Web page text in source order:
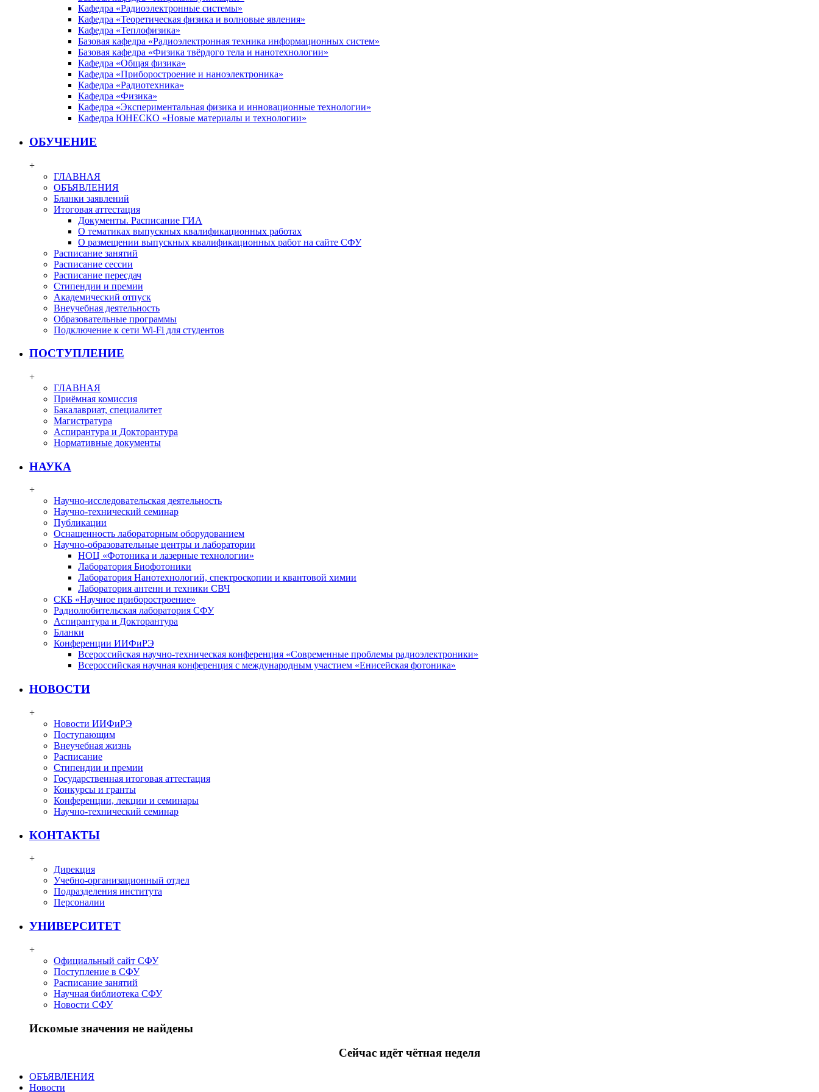
Кафедра «Радиоэлектронные системы»
Кафедра «Теоретическая физика и волновые явления»
Кафедра «Теплофизика»
Базовая кафедра «Радиоэлектронная техника информационных систем»
Базовая кафедра «Физика твёрдого тела и нанотехнологии»
Кафедра «Общая физика»
Кафедра «Приборостроение и наноэлектроника»
Кафедра «Радиотехника»
Кафедра «Физика»
Кафедра «Экспериментальная физика и инновационные технологии»
Кафедра ЮНЕСКО «Новые материалы и технологии»
ОБУЧЕНИЕ
+
ГЛАВНАЯ
ОБЪЯВЛЕНИЯ
Бланки заявлений
Итоговая аттестация
Документы. Расписание ГИА
О тематиках выпускных квалификационных работах
О размещении выпускных квалификационных работ на сайте СФУ
Расписание занятий
Расписание сессии
Расписание пересдач
Стипендии и премии
Академический отпуск
Внеучебная деятельность
Образовательные программы
Подключение к сети Wi-Fi для студентов
ПОСТУПЛЕНИЕ
+
ГЛАВНАЯ
Приёмная комиссия
Бакалавриат, специалитет
Магистратура
Аспирантура и Докторантура
Нормативные документы
НАУКА
+
Научно-исследовательская деятельность
Научно-технический семинар
Публикации
Оснащенность лабораторным оборудованием
Научно-образовательные центры и лаборатории
НОЦ «Фотоника и лазерные технологии»
Лаборатория Биофотоники
Лаборатория Нанотехнологий, спектроскопии и квантовой химии
Лаборатория антенн и техники СВЧ
СКБ «Научное приборостроение»
Радиолюбительская лаборатория СФУ
Аспирантура и Докторантура
Бланки
Конференции ИИФиРЭ
Всероссийская научно-техническая конференция «Современные проблемы радиоэлектроники»
Всероссийская научная конференция с международным участием «Енисейская фотоника»
НОВОСТИ
+
Новости ИИФиРЭ
Поступающим
Внеучебная жизнь
Расписание
Стипендии и премии
Государственная итоговая аттестация
Конкурсы и гранты
Конференции, лекции и семинары
Научно-технический семинар
КОНТАКТЫ
+
Дирекция
Учебно-организационный отдел
Подразделения института
Персоналии
УНИВЕРСИТЕТ
+
Официальный сайт СФУ
Поступление в СФУ
Расписание занятий
Научная библиотека СФУ
Новости СФУ
Искомые значения не найдены
Сейчас идёт чётная неделя
ОБЪЯВЛЕНИЯ
Новости